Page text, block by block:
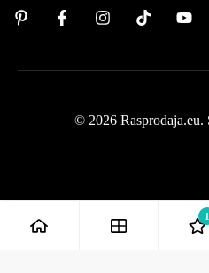
© 2026 Rasprodaja.eu.
1